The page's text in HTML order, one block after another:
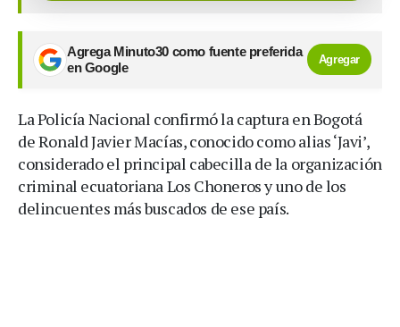
Agrega Minuto30 como fuente preferida
en Google
Agregar
La Policía Nacional confirmó la captura en Bogotá
de Ronald Javier Macías, conocido como alias ‘Javi’,
considerado el principal cabecilla de la organización
criminal ecuatoriana Los Choneros y uno de los
delincuentes más buscados de ese país.